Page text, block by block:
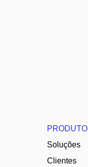
PRODUTO
Soluções
Clientes